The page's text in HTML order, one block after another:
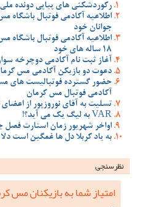
رکوردشکنی های پیاپی دونده
اطلاعیه آکادمی فوتبال باشگاه
جوانان خود
اطلاعیه آکادمی فوتبال باشگاه
18 ساله های خود
آغاز ثبت نام آکادمی دوچرخه
دعوت دو بازیکن آکادمی مس
حضور گسترده فوتبالیست های
آکادمی فوتبال مس کرمان
تسلیت به آقای نوروزپور از
VAR به لیگ یک می آید؟!
اواخر شهریور زمان استارت
به یاد کربلا دل ها غمگین است
نظرسنجی
امتیاز شما به بازیکنان مس